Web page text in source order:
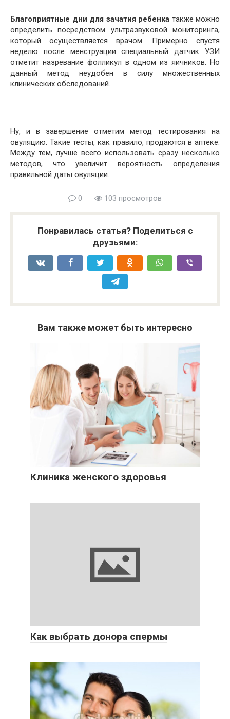
Благоприятные дни для зачатия ребенка также можно
определить посредством ультразвуковой мониторинга,
который осуществляется врачом. Примерно спустя
неделю после менструации специальный датчик УЗИ
отметит назревание фолликул в одном из яичников. Но
данный метод неудобен в силу множественных
клинических обследований.
Ну, и в завершение отметим метод тестирования на
овуляцию. Такие тесты, как правило, продаются в аптеке.
Между тем, лучше всего использовать сразу несколько
методов, что увеличит вероятность определения
правильной даты овуляции.
0 103 просмотров
Понравилась статья? Поделиться с
друзьями:
Вам также может быть интересно
Клиника женского здоровья
Как выбрать донора спермы